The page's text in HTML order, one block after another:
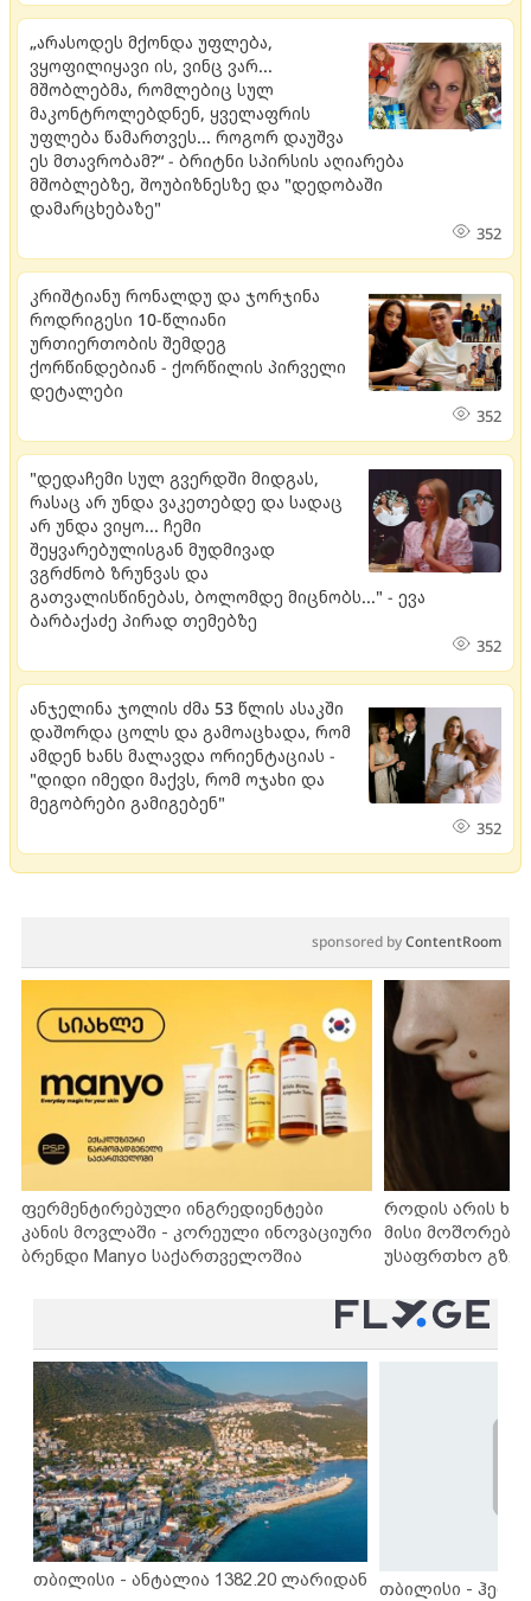
„არასოდეს მქონდა უფლება,
ვყოფილიყავი ის, ვინც ვარ...
მშობლებმა, რომლებიც სულ
მაკონტროლებდნენ, ყველაფრის
უფლება წამართვეს... როგორ დაუშვა
ეს მთავრობამ?“ - ბრიტნი სპირსის აღიარება
მშობლებზე, შოუბიზნესზე და "დედობაში
დამარცხებაზე"
352
კრიშტიანუ რონალდუ და ჯორჯინა
როდრიგესი 10-წლიანი
ურთიერთობის შემდეგ
ქორწინდებიან - ქორწილის პირველი
დეტალები
352
"დედაჩემი სულ გვერდში მიდგას,
რასაც არ უნდა ვაკეთებდე და სადაც
არ უნდა ვიყო... ჩემი
შეყვარებულისგან მუდმივად
ვგრძნობ ზრუნვას და
გათვალისწინებას, ბოლომდე მიცნობს..." - ევა
ბარბაქაძე პირად თემებზე
352
ანჯელინა ჯოლის ძმა 53 წლის ასაკში
დაშორდა ცოლს და გამოაცხადა, რომ
ამდენ ხანს მალავდა ორიენტაციას -
"დიდი იმედი მაქვს, რომ ოჯახი და
მეგობრები გამიგებენ"
352
sponsored byContentRoom
ფერმენტირებული ინგრედიენტები
კანის მოვლაში - კორეული ინოვაციური
ბრენდი Manyo საქართველოშია
როდის არის
მისი
უსაფრთხო
თბილისი - ანტალია 1382.20 ლარიდან თბილისი -